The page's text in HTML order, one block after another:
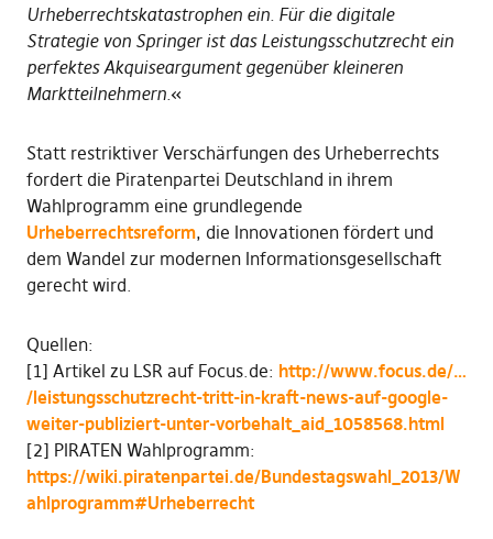
Urheberrechtskatastrophen ein. Für die digitale
Strategie von Springer ist das Leistungsschutzrecht ein
perfektes Akquiseargument gegenüber kleineren
Marktteilnehmern.«
Statt restriktiver Verschärfungen des Urheberrechts
fordert die Piratenpartei Deutschland in ihrem
Wahlprogramm eine grundlegende
Urheberrechtsreform, die Innovationen fördert und
dem Wandel zur modernen Informationsgesellschaft
gerecht wird.
Quellen:
[1] Artikel zu LSR auf Focus.de: http://www.focus.de/…
/leistungsschutzrecht-tritt-in-kraft-news-auf-google-
weiter-publiziert-unter-vorbehalt_aid_1058568.html
[2] PIRATEN Wahlprogramm:
https://wiki.piratenpartei.de/Bundestagswahl_2013/W
ahlprogramm#Urheberrecht